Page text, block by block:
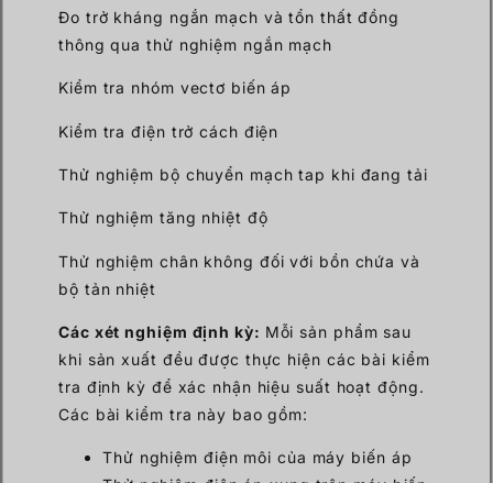
Đo trở kháng ngắn mạch và tổn thất đồng
thông qua thử nghiệm ngắn mạch
Kiểm tra nhóm vectơ biến áp
Kiểm tra điện trở cách điện
Thử nghiệm bộ chuyển mạch tap khi đang tải
Thử nghiệm tăng nhiệt độ
Thử nghiệm chân không đối với bồn chứa và
bộ tản nhiệt
Các xét nghiệm định kỳ: Mỗi sản phẩm sau
khi sản xuất đều được thực hiện các bài kiểm
tra định kỳ để xác nhận hiệu suất hoạt động.
Các bài kiểm tra này bao gồm:
Thử nghiệm điện môi của máy biến áp